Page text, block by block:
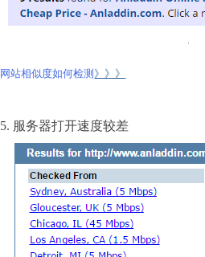
网站相似度如何检测 》》》
5. 服务器打开速度较差